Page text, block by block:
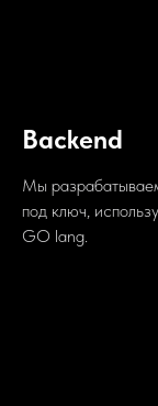
Backend
Мы
под ключ,
GO lang.